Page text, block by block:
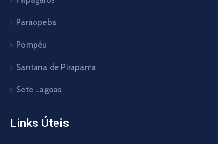
Paraopeba
Pompéu
Santana de Pirapama
Sete Lagoas
Links Úteis